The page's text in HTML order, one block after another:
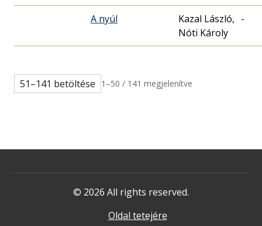
A nyúl
Kazal László,
Nóti Károly
-
51–141 betöltése 1–50 / 141 megjelenítve
© 2026 All rights reserved.
Oldal tetejére